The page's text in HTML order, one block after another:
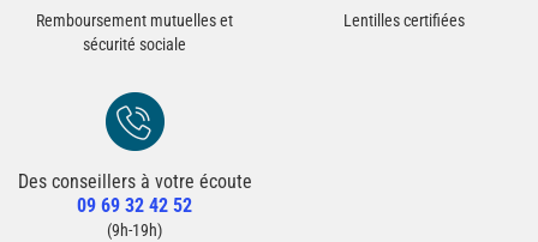
Remboursement mutuelles et
sécurité sociale
Lentilles certifiées
Redirection vers la page Contact du site
Des conseillers à votre écoute
09 69 32 42 52
Contacter un conseiller
(9h-19h)